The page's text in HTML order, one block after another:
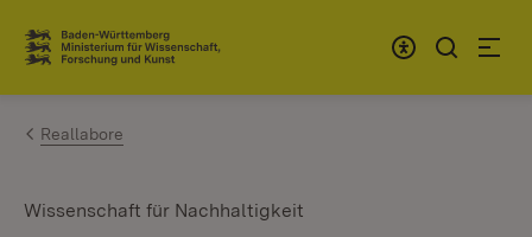
Zum Inhalt springen
Link zur Startseite
Reallabore
Wissenschaft für Nachhaltigkeit